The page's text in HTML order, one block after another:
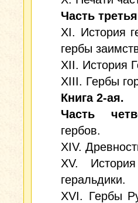
Часть
XI. История
гербы
XII. История
XIII. Гербы
Книга 2-ая.
Часть
гербов.
XIV.
XV.
геральдики.
XVI. Гербы